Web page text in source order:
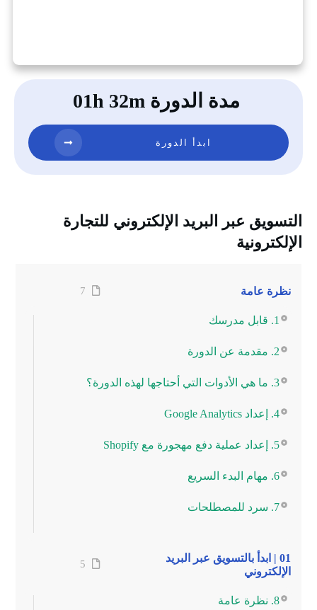
مدة الدورة 01h 32m
ابدأ الدورة
التسويق عبر البريد الإلكتروني للتجارة
الإلكترونية
نظرة عامة 7
1. قابل مدرسك
2. مقدمة عن الدورة
3. ما هي الأدوات التي أحتاجها لهذه الدورة؟
4. إعداد Google Analytics
5. إعداد عملية دفع مهجورة مع Shopify
6. مهام البدء السريع
7. سرد للمصطلحات
01 | ابدأ بالتسويق عبر البريد
الإلكتروني
5
8. نظرة عامة